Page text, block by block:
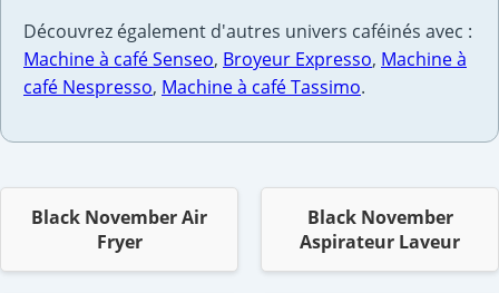
Découvrez également d'autres univers caféinés avec :
Machine à café Senseo, Broyeur Expresso, Machine à
café Nespresso, Machine à café Tassimo.
Black November Air
Fryer
Black November
Aspirateur Laveur